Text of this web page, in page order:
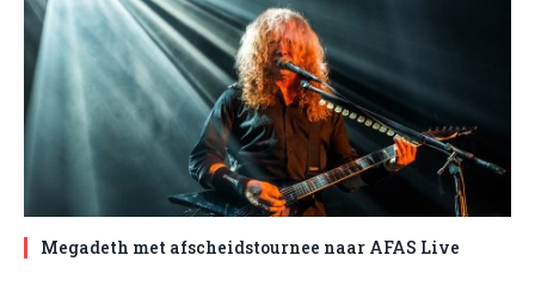
Megadeth met afscheidstournee naar AFAS Live